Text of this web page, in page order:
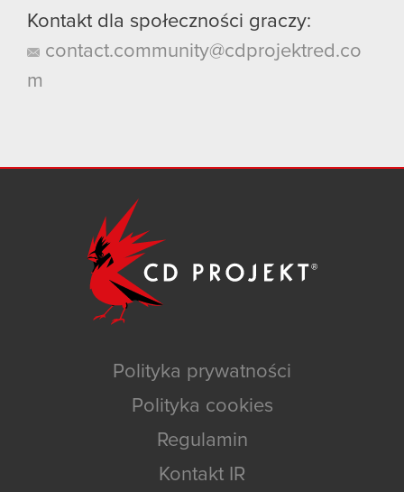
Kontakt dla społeczności graczy:
contact.community@cdprojektred.co
m
Polityka prywatności
Polityka cookies
Regulamin
Kontakt IR